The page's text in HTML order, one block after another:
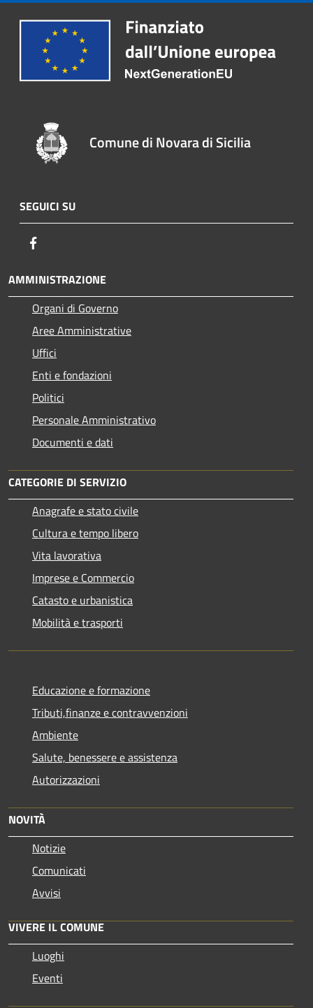
Comune di Novara di Sicilia
SEGUICI SU
AMMINISTRAZIONE
Organi di Governo
Aree Amministrative
Uffici
Enti e fondazioni
Politici
Personale Amministrativo
Documenti e dati
CATEGORIE DI SERVIZIO
Anagrafe e stato civile
Cultura e tempo libero
Vita lavorativa
Imprese e Commercio
Catasto e urbanistica
Mobilità e trasporti
Educazione e formazione
Tributi,finanze e contravvenzioni
Ambiente
Salute, benessere e assistenza
Autorizzazioni
NOVITÀ
Notizie
Comunicati
Avvisi
VIVERE IL COMUNE
Luoghi
Eventi